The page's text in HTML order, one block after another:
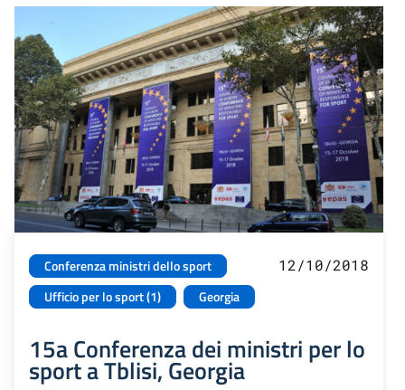
Conferenza ministri dello sport
Ufficio per lo sport (1)
Georgia
12/10/2018
15a Conferenza dei ministri per lo
sport a Tblisi, Georgia